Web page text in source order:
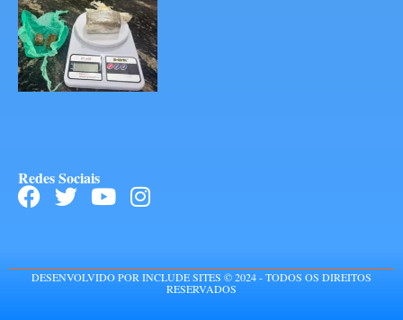
Redes Sociais
DESENVOLVIDO POR INCLUDE SITES © 2024 - TODOS OS DIREITOS
RESERVADOS